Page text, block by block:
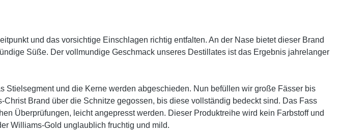
und das vorsichtige Einschlagen richtig entfalten. An der Nase bietet dieser Brand
Süße. Der vollmundige Geschmack unseres Destillates ist das Ergebnis jahrelanger
und die Kerne werden abgeschieden. Nun befüllen wir große Fässer bis
Brand über die Schnitze gegossen, bis diese vollständig bedeckt sind. Das Fass
Überprüfungen, leicht angepresst werden. Dieser Produktreihe wird kein Farbstoff und
Williams-Gold unglaublich fruchtig und mild.